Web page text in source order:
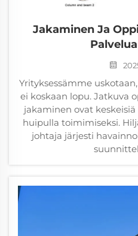
Jakaminen Ja
Yrityksessämme
ei koskaan lopu. Jatkuva
jakaminen ovat
huipulla toimimiseksi.
johtaja järjesti